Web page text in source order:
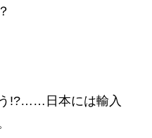
!?……日本には輸入